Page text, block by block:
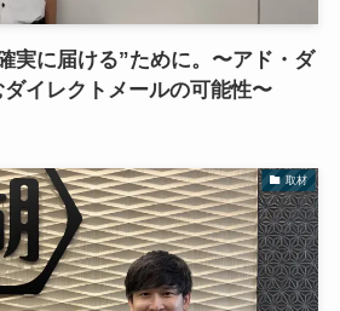
実に届ける”ために。〜アド・ダ
イレクトメールの可能性〜
取材